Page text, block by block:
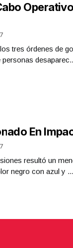
tres órdenes de
personas
En
resultó un
negro con azul y ...
2025 | Presidenta